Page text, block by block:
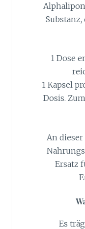
1 Dose
1 Kapsel
Dosis.
An dieser
Ersatz
Es